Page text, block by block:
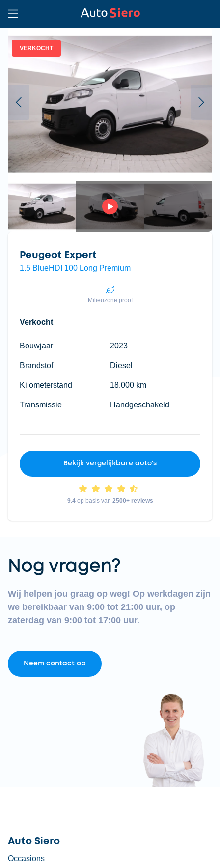
VERKOCHT
Peugeot Expert
1.5 BlueHDI 100 Long Premium
Milieuzone proof
Verkocht
Bouwjaar 2023
Brandstof Diesel
Kilometerstand 18.000 km
Transmissie Handgeschakeld
Bekijk vergelijkbare auto's
9.4op basis van 2500+ reviews
Nog vragen?
Wij helpen jou graag op weg! Op werkdagen zijn
we bereikbaar van 9:00 tot 21:00 uur, op
zaterdag van 9:00 tot 17:00 uur.
Neem contact op
Auto Siero
Occasions